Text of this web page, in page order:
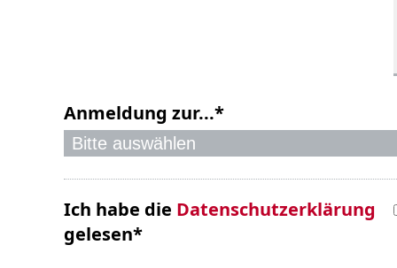
Anmeldung zur...*
Ich habe die Datenschutzerklärung
gelesen*